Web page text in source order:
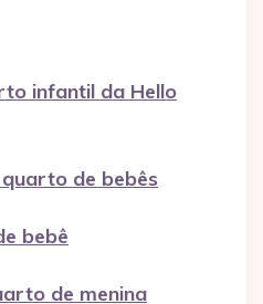
infantil da Hello
de bebês
bebê
de menina